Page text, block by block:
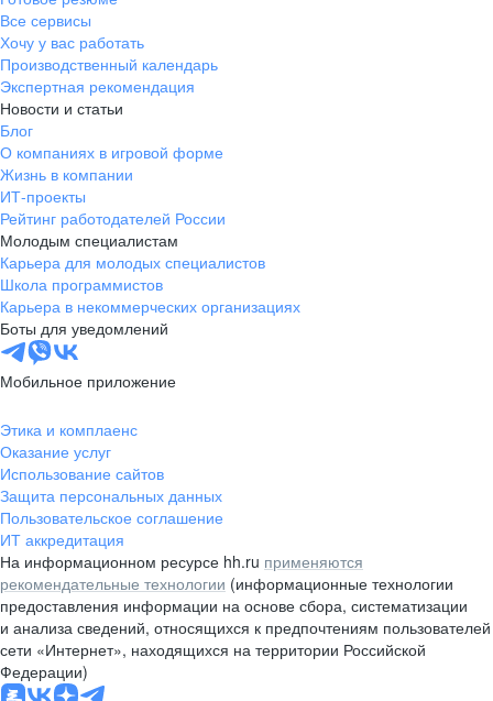
Все сервисы
Хочу у вас работать
Производственный календарь
Экспертная рекомендация
Новости и статьи
Блог
О компаниях в игровой форме
Жизнь в компании
ИТ-проекты
Рейтинг работодателей России
Молодым специалистам
Карьера для молодых специалистов
Школа программистов
Карьера в некоммерческих организациях
Боты для уведомлений
Мобильное приложение
Этика и комплаенс
Оказание услуг
Использование сайтов
Защита персональных данных
Пользовательское соглашение
ИТ аккредитация
На информационном ресурсе hh.ru применяются
рекомендательные технологии (информационные технологии
предоставления информации на основе сбора, систематизации
и анализа сведений, относящихся к предпочтениям пользователей
сети «Интернет», находящихся на территории Российской
Федерации)